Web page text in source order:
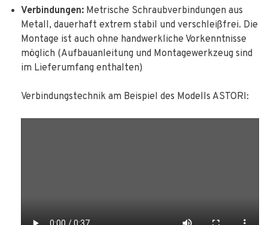
Verbindungen: Metrische Schraubverbindungen aus
Metall, dauerhaft extrem stabil und verschleißfrei. Die
Montage ist auch ohne handwerkliche Vorkenntnisse
möglich (Aufbauanleitung und Montagewerkzeug sind
im Lieferumfang enthalten)
Verbindungstechnik am Beispiel des Modells ASTORI: